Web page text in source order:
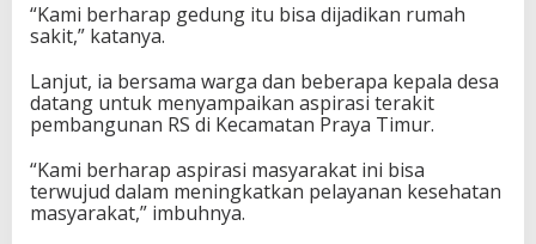
“Kami berharap gedung itu bisa dijadikan rumah
sakit,” katanya.
Lanjut, ia bersama warga dan beberapa kepala desa
datang untuk menyampaikan aspirasi terakit
pembangunan RS di Kecamatan Praya Timur.
“Kami berharap aspirasi masyarakat ini bisa
terwujud dalam meningkatkan pelayanan kesehatan
masyarakat,” imbuhnya.